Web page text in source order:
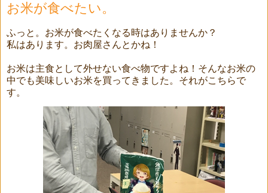
お米が食べたい。
ふっと。お米が食べたくなる時はありませんか？
私はあります。お肉屋さんとかね！
お米は主食として外せない食べ物ですよね！そんなお米の
中でも美味しいお米を買ってきました。それがこちらで
す。